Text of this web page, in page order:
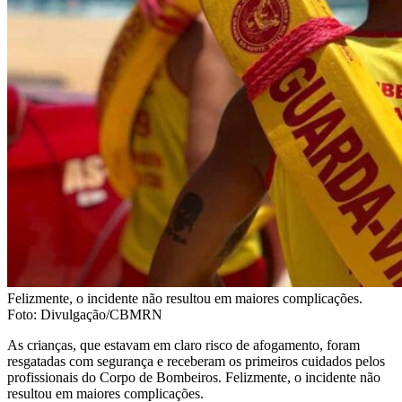
Felizmente, o incidente não resultou em maiores complicações.
Foto: Divulgação/CBMRN
As crianças, que estavam em claro risco de afogamento, foram
resgatadas com segurança e receberam os primeiros cuidados pelos
profissionais do Corpo de Bombeiros. Felizmente, o incidente não
resultou em maiores complicações.